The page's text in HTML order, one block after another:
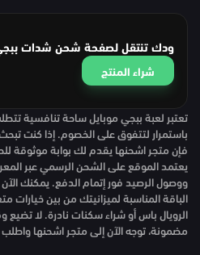
ودك تنتقل لصفحة شحن شدات
شراء المنتج
تعتبر لعبة ببجي موبايل ساحة تنافسية
باستمرار لتتفوق على الخصوم. إذا كنت
فإن متجر اشحنها يقدم لك بوابة موثوقة
الباقة المناسبة لميزانيتك من بين
الرويال باس أو شراء سكنات نادرة. لا
مضمونة، توجه الآن إلى متجر اشحنها واطلب